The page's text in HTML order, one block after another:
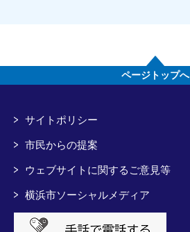
ページトップへ
サイトポリシー
市民からの提案
ウェブサイトに関するご意見等
横浜市ソーシャルメディア